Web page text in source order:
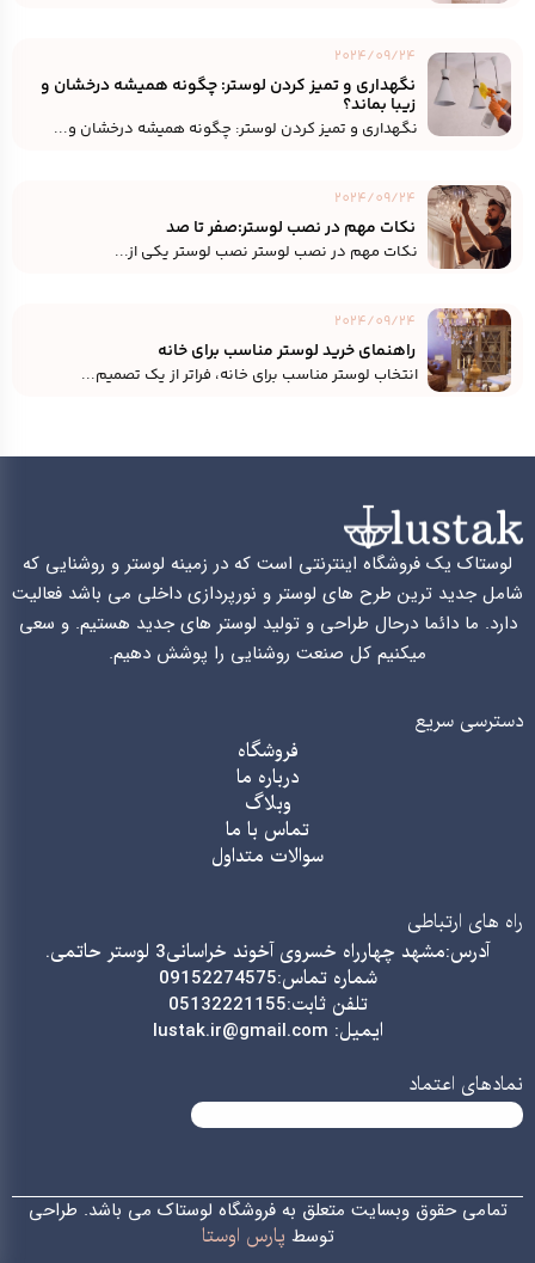
2024/09/24
نگهداری و تمیز کردن لوستر: چگونه همیشه درخشان و
زیبا بماند؟
نگهداری و تمیز کردن لوستر: چگونه همیشه درخشان و...
2024/09/24
نکات مهم در نصب لوستر:صفر تا صد
نکات مهم در نصب لوستر نصب لوستر یکی از...
2024/09/24
راهنمای خرید لوستر مناسب برای خانه
انتخاب لوستر مناسب برای خانه، فراتر از یک تصمیم...
لوستاک یک فروشگاه اینترنتی است که در زمینه لوستر و روشنایی که
شامل جدید ترین طرح های لوستر و نورپردازی داخلی می باشد فعالیت
دارد. ما دائما درحال طراحی و تولید لوستر های جدید هستیم. و سعی
میکنیم کل صنعت روشنایی را پوشش دهیم.
دسترسی سریع
فروشگاه
درباره ما
وبلاگ
تماس با ما
سوالات متداول
راه های ارتباطی
آدرس:مشهد چهارراه خسروی آخوند خراسانی3 لوستر حاتمی.
شماره تماس:09152274575
تلفن ثابت:05132221155
ایمیل: lustak.ir@gmail.com
نمادهای اعتماد
تمامی حقوق وبسایت متعلق به فروشگاه لوستاک می باشد. طراحی
توسط پارس اوستا